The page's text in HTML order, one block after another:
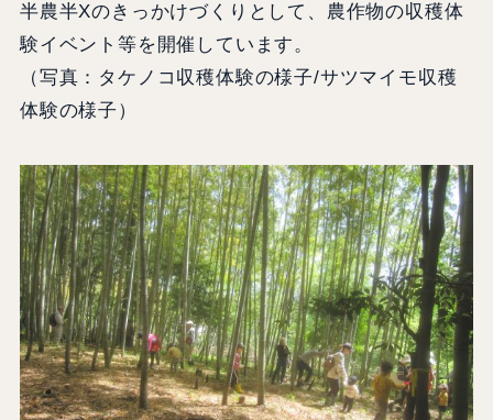
半農半Xのきっかけづくりとして、農作物の収穫体
験イベント等を開催しています。
（写真：タケノコ収穫体験の様子/サツマイモ収穫
体験の様子）